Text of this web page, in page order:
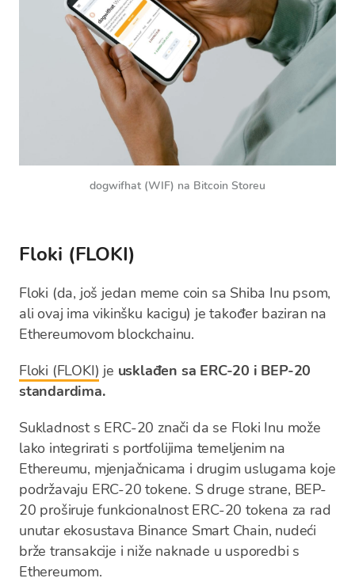
dogwifhat (WIF) na Bitcoin Storeu
Floki (FLOKI)
Floki (da, još jedan meme coin sa Shiba Inu psom,
ali ovaj ima vikinšku kacigu) je također baziran na
Ethereumovom blockchainu.
Floki (FLOKI) je usklađen sa ERC-20 i BEP-20
standardima.
Sukladnost s ERC-20 znači da se Floki Inu može
lako integrirati s portfolijima temeljenim na
Ethereumu, mjenjačnicama i drugim uslugama koje
podržavaju ERC-20 tokene. S druge strane, BEP-
20 proširuje funkcionalnost ERC-20 tokena za rad
unutar ekosustava Binance Smart Chain, nudeći
brže transakcije i niže naknade u usporedbi s
Ethereumom.